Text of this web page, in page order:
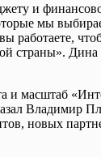
и
мы
работаете,
страны».
масштаб
Владимир
новых